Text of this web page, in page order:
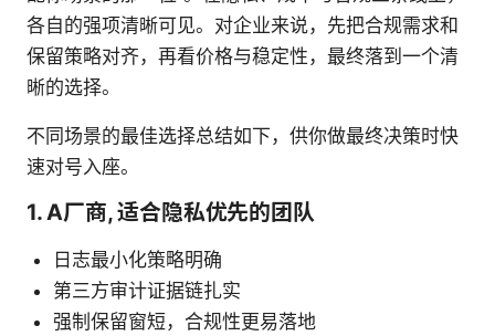
各自的强项清晰可见。对企业来说，先把合规需求和
保留策略对齐，再看价格与稳定性，最终落到一个清
晰的选择。
不同场景的最佳选择总结如下，供你做最终决策时快
速对号入座。
1. A厂商, 适合隐私优先的团队
日志最小化策略明确
第三方审计证据链扎实
强制保留窗短，合规性更易落地